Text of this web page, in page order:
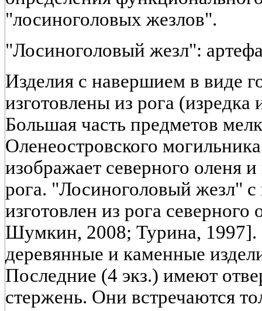
"лосиноголовых жезлов".
"Лосиноголовый жезл":
Изделия с навершием в виде
изготовлены из рога (изредка
Большая часть предметов
Оленеостровского
изображает северного оленя
рога. "Лосиноголовый жезл"
изготовлен из рога
Шумкин, 2008; Турина, 1997].
деревянные и каменные
Последние (4 экз.) имеют
стержень. Они встречаются